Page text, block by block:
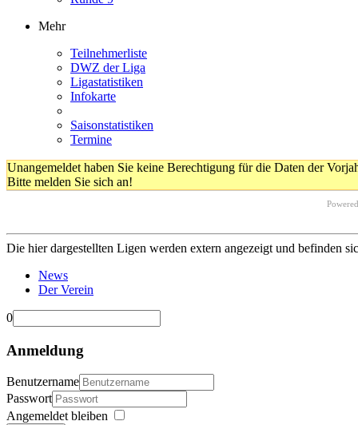
Mehr
Teilnehmerliste
DWZ der Liga
Ligastatistiken
Infokarte
Saisonstatistiken
Termine
Unangemeldet haben Sie keine Berechtigung für die Daten der
Bitte melden Sie sich an!
Die hier dargestellten Ligen werden extern angezeigt und befinden
News
Der Verein
0
Anmeldung
Benutzername
Passwort
Angemeldet bleiben